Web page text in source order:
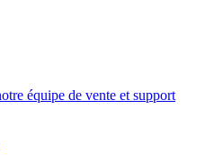
équipe de vente et support